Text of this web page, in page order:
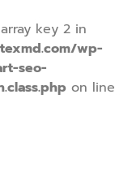
key 2 in
wp-
seo-
on line